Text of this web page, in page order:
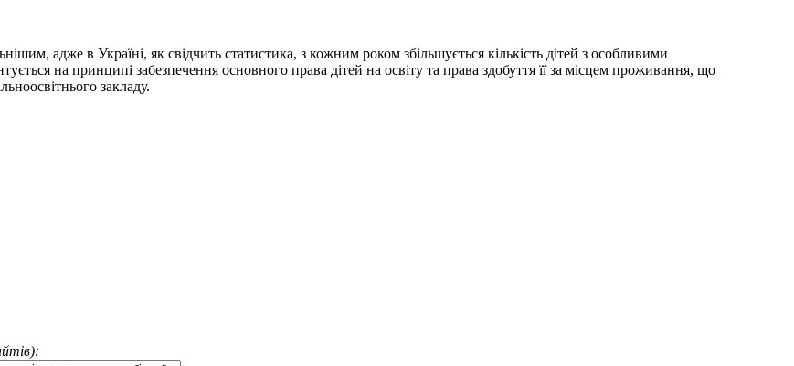
адже в Україні, як свідчить статистика, з кожним роком збільшується кількість дітей з особливими
на принципі забезпечення основного права дітей на освіту та права здобуття її за місцем проживання, що
закладу.